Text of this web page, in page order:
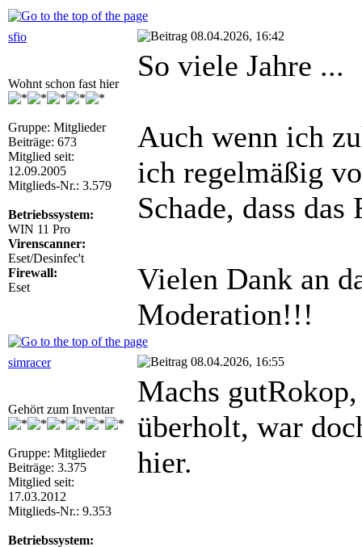
sfio 08.04.2026, 16:42
Wohnt schon fast hier
Gruppe: Mitglieder
Beiträge: 673
Mitglied seit:
12.09.2005
Mitglieds-Nr.: 3.579
Betriebssystem:
WIN 11 Pro
Virenscanner:
Eset/Desinfec't
Firewall:
Eset
So viele Jahre ...
Auch wenn ich
ich regelmäßig
Schade, dass
Vielen Dank an
Moderation!!!
simracer 08.04.2026, 16:55
Gehört zum Inventar
Gruppe: Mitglieder
Beiträge: 3.375
Mitglied seit:
17.03.2012
Mitglieds-Nr.: 9.353
Betriebssystem:
Machs
überholt, war
hier.